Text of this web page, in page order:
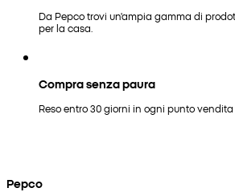
Da Pepco trovi un'ampia gamma di
per la casa.
Compra senza paura
Reso entro 30 giorni in ogni punto
Pepco